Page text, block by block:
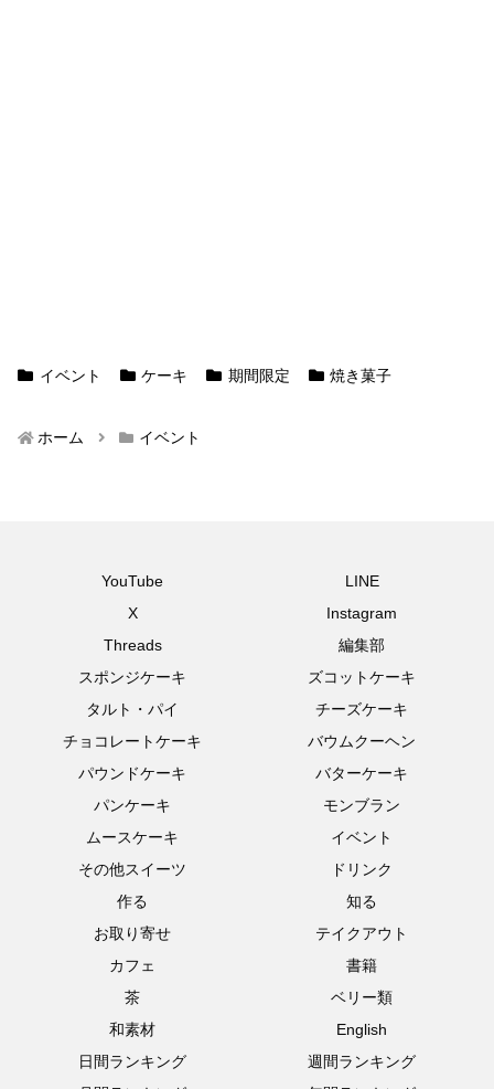
イベント ケーキ 期間限定 焼き菓子
ホーム イベント
YouTube
LINE
X
Instagram
Threads
編集部
スポンジケーキ
ズコットケーキ
タルト・パイ
チーズケーキ
チョコレートケーキ
バウムクーヘン
パウンドケーキ
バターケーキ
パンケーキ
モンブラン
ムースケーキ
イベント
その他スイーツ
ドリンク
作る
知る
お取り寄せ
テイクアウト
カフェ
書籍
茶
ベリー類
和素材
English
日間ランキング
週間ランキング